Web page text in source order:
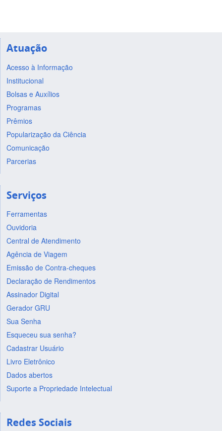
Atuação
Acesso à Informação
Institucional
Bolsas e Auxílios
Programas
Prêmios
Popularização da Ciência
Comunicação
Parcerias
Serviços
Ferramentas
Ouvidoria
Central de Atendimento
Agência de Viagem
Emissão de Contra-cheques
Declaração de Rendimentos
Assinador Digital
Gerador GRU
Sua Senha
Esqueceu sua senha?
Cadastrar Usuário
Livro Eletrônico
Dados abertos
Suporte a Propriedade Intelectual
Redes Sociais